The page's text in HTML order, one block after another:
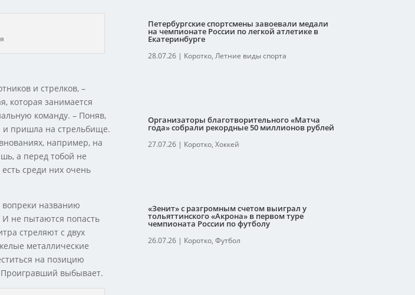
и стрелков, –
которая занимается
команду. – Поняв,
и пришла на стрельбище.
например, на
а перед тобой не
среди них очень
вопреки названию
не пытаются попасть
стреляют с двух
металлические
на позицию
выбывает.
Петербургские спортсмены завоевали медали
на чемпионате России по легкой атлетике в
Екатеринбурге
28.07.26| Коротко, Летние виды спорта
Организаторы благотворительного «Матча
года» собрали рекордные 50 миллионов рублей
27.07.26| Коротко, Хоккей
«Зенит» с разгромным счетом выиграл у
тольяттинского «Акрона» в первом туре
чемпионата России по футболу
26.07.26| Коротко, Футбол